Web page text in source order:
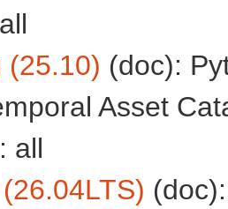
(25.10) (doc):
Asset
all